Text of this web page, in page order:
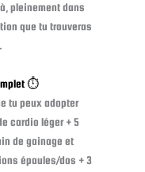
pleinement dans
que tu trouveras
⏱️
tu peux adopter
cardio léger + 5
de gainage et
épaules/dos + 3